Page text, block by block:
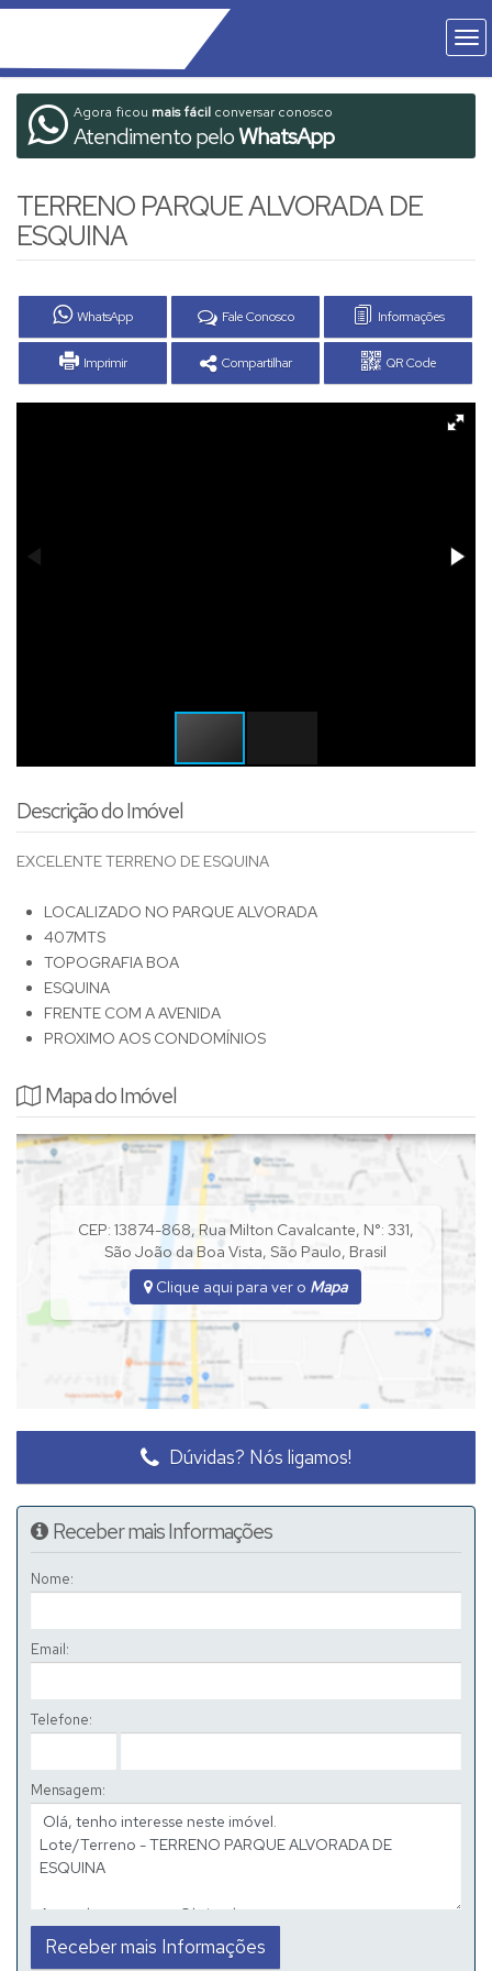
Agora ficou mais fácil conversar conosco
Atendimento peloWhatsApp
TERRENO PARQUE ALVORADA DE
ESQUINA
WhatsApp Fale Conosco Informações
Imprimir Compartilhar QR Code
Descrição do Imóvel
EXCELENTE TERRENO DE ESQUINA
LOCALIZADO NO PARQUE ALVORADA
407MTS
TOPOGRAFIA BOA
ESQUINA
FRENTE COM A AVENIDA
PROXIMO AOS CONDOMÍNIOS
Mapa do Imóvel
CEP: 13874-868, Rua Milton Cavalcante, N°: 331,
São João da Boa Vista,São Paulo, Brasil
Clique aqui para ver o Mapa
Dúvidas? Nós ligamos!
Receber mais Informações
Nome:
Email:
Telefone:
Mensagem: